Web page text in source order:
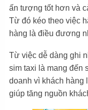
ấn tượng tốt hơn và
Từ đó kéo theo việc
hàng là điều đương
Từ việc dễ dàng ghi
sim taxi là mang đến
doanh vì khách hàng
giúp tăng nguồn